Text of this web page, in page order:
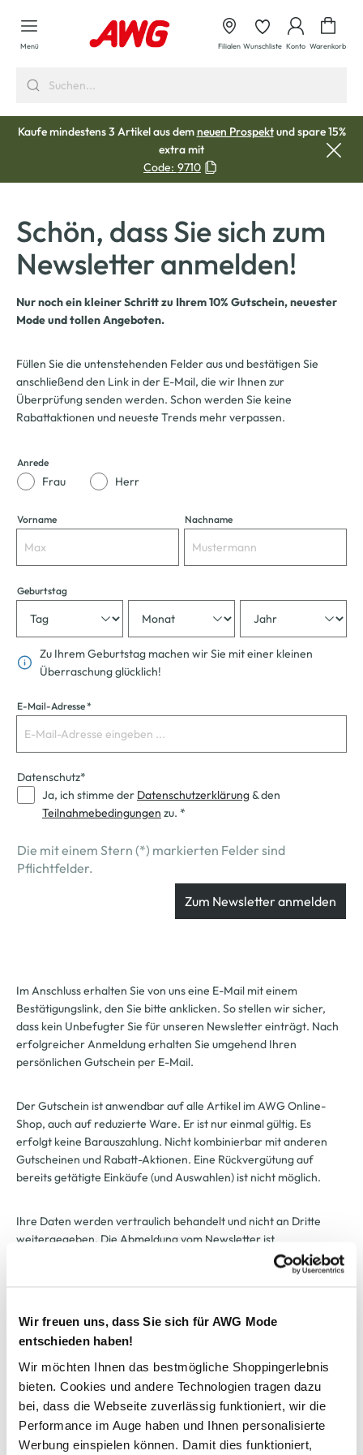
Wir freuen uns, dass Sie sich für AWG Mode
entschieden haben!
Wir möchten Ihnen das bestmögliche Shoppingerlebnis
bieten. Cookies und andere Technologien tragen dazu
bei, dass die Webseite zuverlässig funktioniert, wir die
Performance im Auge haben und Ihnen personalisierte
Werbung einspielen können. Damit dies funktioniert,
springen
Menü Filialen Wunschliste Konto Warenkorb
Kaufe mindestens 3 Artikel aus demneuen Prospektund spare 15%
extra mit
Code: 9710
Schön, dass Sie sich zum
Newsletter anmelden!
Nur noch ein kleiner Schritt zu Ihrem 10% Gutschein, neuester
Mode und tollen Angeboten.
Füllen Sie die untenstehenden Felder aus und bestätigen Sie
anschließend den Link in der E-Mail, die wir Ihnen zur
Überprüfung senden werden. Schon werden Sie keine
Rabattaktionen und neueste Trends mehr verpassen.
Anrede
Frau Herr
Vorname Nachname
Geburtstag
Zu Ihrem Geburtstag machen wir Sie mit einer kleinen
Überraschung glücklich!
E-Mail-Adresse*
Datenschutz*
Ja, ich stimme der Datenschutzerklärung& den
Teilnahmebedingungen zu. *
Die mit einem Stern (*) markierten Felder sind
Pflichtfelder.
Zum Newsletter anmelden
Im Anschluss erhalten Sie von uns eine E-Mail mit einem
Bestätigungslink, den Sie bitte anklicken. So stellen wir sicher,
dass kein Unbefugter Sie für unseren Newsletter einträgt. Nach
erfolgreicher Anmeldung erhalten Sie umgehend Ihren
persönlichen Gutschein per E-Mail.
Der Gutschein ist anwendbar auf alle Artikel im AWG Online-
Shop, auch auf reduzierte Ware. Er ist nur einmal gültig. Es
erfolgt keine Barauszahlung. Nicht kombinierbar mit anderen
Gutscheinen und Rabatt-Aktionen. Eine Rückvergütung auf
bereits getätigte Einkäufe (und Auswahlen) ist nicht möglich.
Ihre Daten werden vertraulich behandelt und nicht an Dritte
weitergegeben. Die Abmeldung vom Newsletter ist
Modeglück im Abo:
unser Newsletter
Jetzt anmelden und einen10% Gutscheinfür Ihren nächsten
Einkauf in unserem Online-Shop sichern.